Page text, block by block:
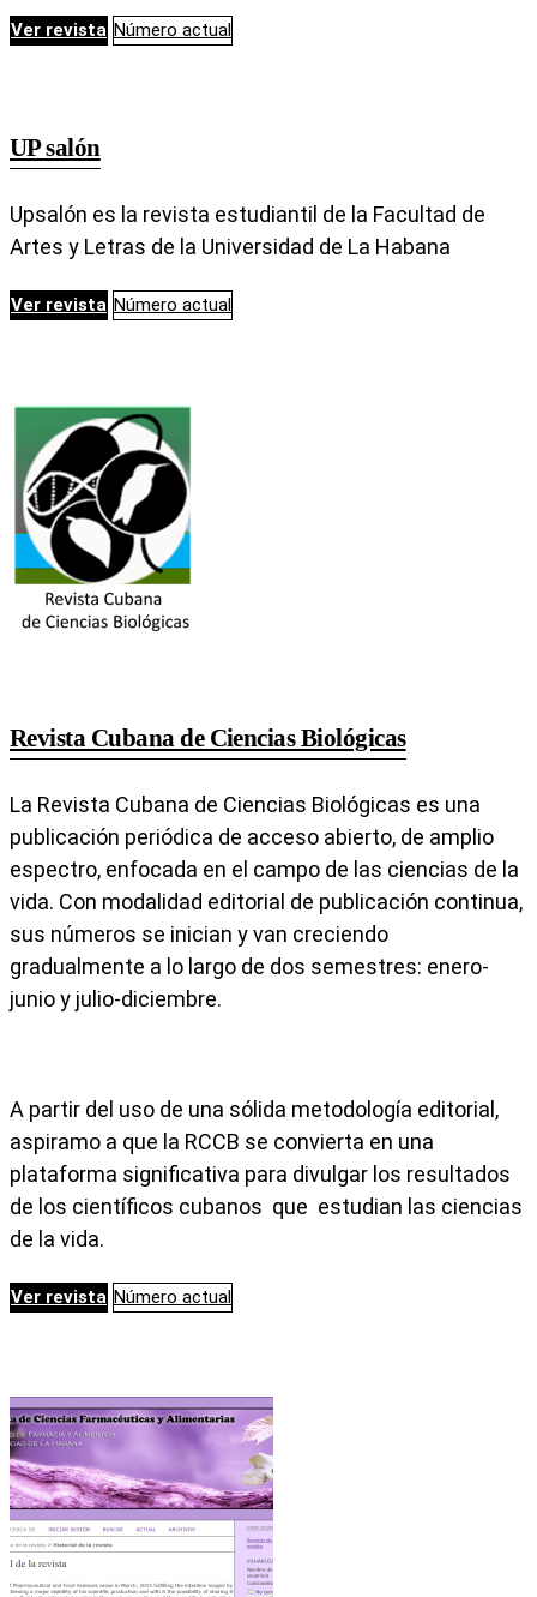
Ver revista Número actual
UP salón
Upsalón es la revista estudiantil de la Facultad de
Artes y Letras de la Universidad de La Habana
Ver revista Número actual
Revista Cubana de Ciencias Biológicas
La Revista Cubana de Ciencias Biológicas es una
publicación periódica de acceso abierto, de amplio
espectro, enfocada en el campo de las ciencias de la
vida. Con modalidad editorial de publicación continua,
sus números se inician y van creciendo
gradualmente a lo largo de dos semestres: enero-
junio y julio-diciembre.
A partir del uso de una sólida metodología editorial,
aspiramo a que la RCCB se convierta en una
plataforma significativa para divulgar los resultados
de los científicos cubanos que estudian las ciencias
de la vida.
Ver revista Número actual